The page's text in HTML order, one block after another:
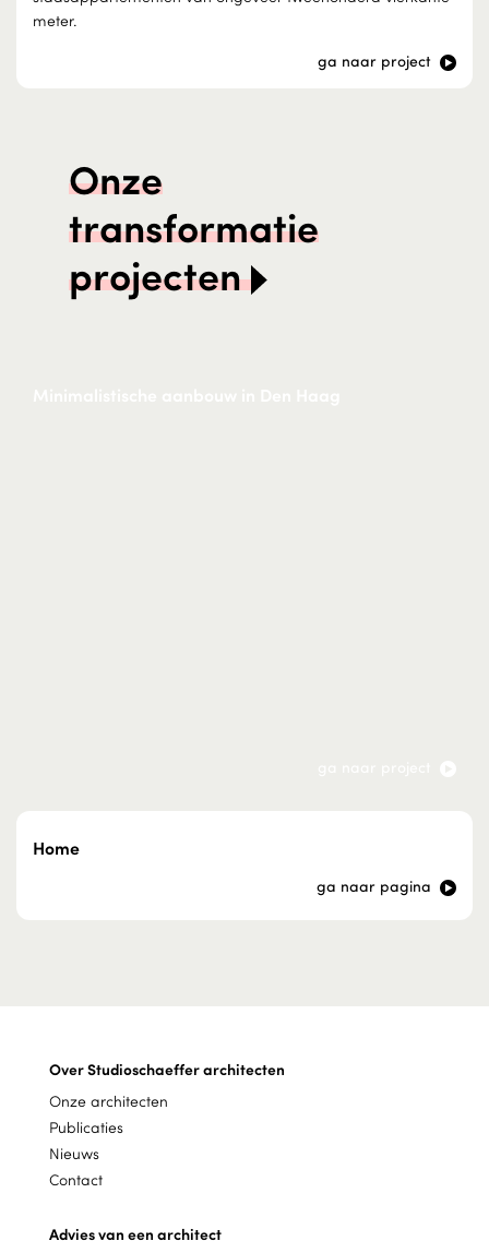
meter.
ga naar project
Onze
transformatie
projecten
Home
ga naar pagina
Over Studioschaeffer architecten
Onze architecten
Publicaties
Nieuws
Contact
Advies van een architect